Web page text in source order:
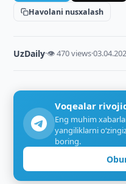
Havolani nusxalash
UzDaily·👁 470 views·
Voqealar
Eng muhim
yangiliklarni
boring.